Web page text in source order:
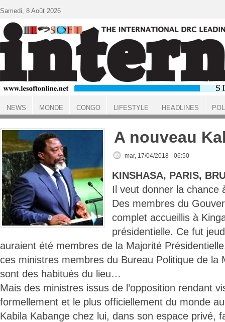
ACCUEIL
A nouveau
mar, 17/04/2018 - 06:50
KINSHASA, PARIS,
Il veut donner la chance
Des membres du
complet accueillis à
présidentielle. Ce fut
auraient été membres de la Majorité
ces ministres membres du Bureau Politique de la
sont des habitués du lieu…
Mais des ministres issus de l’opposition rendant
formellement et le plus officiellement du monde
Kabila Kabange chez lui, dans son espace privé,
Samedi, 8 Août 2026
NEWS MONDE CONGO LIFESTYLE HEADLINES